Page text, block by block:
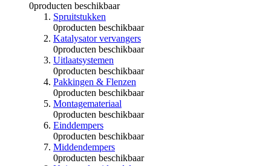
0producten beschikbaar
Spruitstukken
0producten beschikbaar
Katalysator vervangers
0producten beschikbaar
Uitlaatsystemen
0producten beschikbaar
Pakkingen & Flenzen
0producten beschikbaar
Montagemateriaal
0producten beschikbaar
Einddempers
0producten beschikbaar
Middendempers
0producten beschikbaar